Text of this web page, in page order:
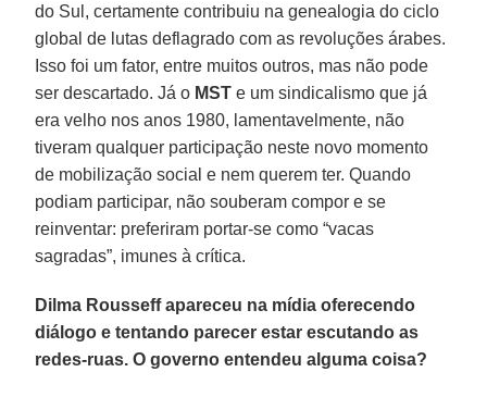
do Sul, certamente contribuiu na genealogia do ciclo
global de lutas deflagrado com as revoluções árabes.
Isso foi um fator, entre muitos outros, mas não pode
ser descartado. Já o MST e um sindicalismo que já
era velho nos anos 1980, lamentavelmente, não
tiveram qualquer participação neste novo momento
de mobilização social e nem querem ter. Quando
podiam participar, não souberam compor e se
reinventar: preferiram portar-se como “vacas
sagradas”, imunes à crítica.
Dilma Rousseff apareceu na mídia oferecendo
diálogo e tentando parecer estar escutando as
redes-ruas. O governo entendeu alguma coisa?